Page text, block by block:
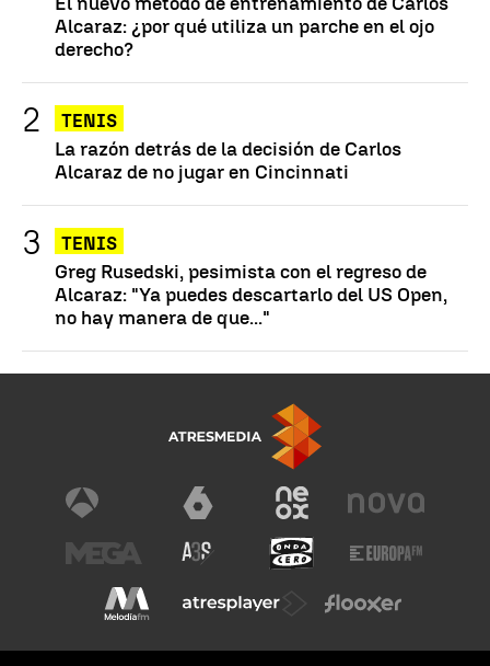
Alcaraz: ¿por qué utiliza un parche en el ojo
derecho?
TENIS
La razón detrás de la decisión de Carlos
Alcaraz de no jugar en Cincinnati
TENIS
Greg Rusedski, pesimista con el regreso de
Alcaraz: "Ya puedes descartarlo del US Open,
no hay manera de que..."